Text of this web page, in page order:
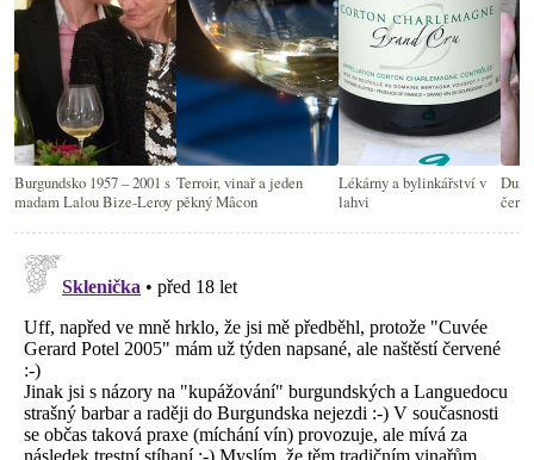
Burgundsko 1957 – 2001 s
madam Lalou Bize-Leroy
Terroir, vinař a jeden
pěkný Mâcon
Lékárny a bylinkářství v
lahvi